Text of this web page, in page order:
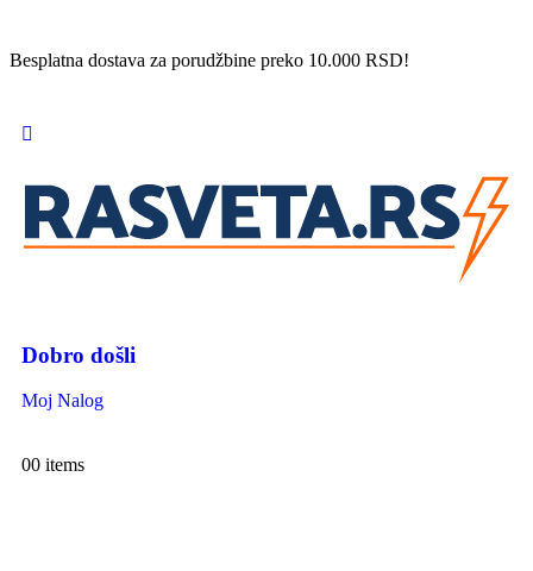
Besplatna dostava za porudžbine preko 10.000 RSD!
Dobro došli
Moj Nalog
00 items